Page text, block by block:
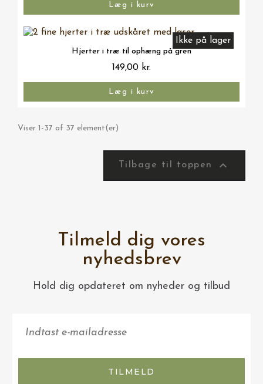
Læg i kurv
Vis her
Ikke på lager
Hjerter i træ til ophæng på gren
149,00 kr.
Læg i kurv
Viser 1-37 af 37 element(er)
Tilbage til toppen 
Tilmeld dig vores
nyhedsbrev
Hold dig opdateret om nyheder og tilbud
TILMELD